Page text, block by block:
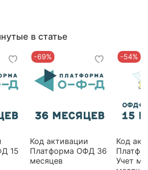
в статье
15
-69%
Код активации
Платформа ОФД 36
месяцев
-54%
Код
Учет